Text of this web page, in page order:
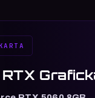
RTX